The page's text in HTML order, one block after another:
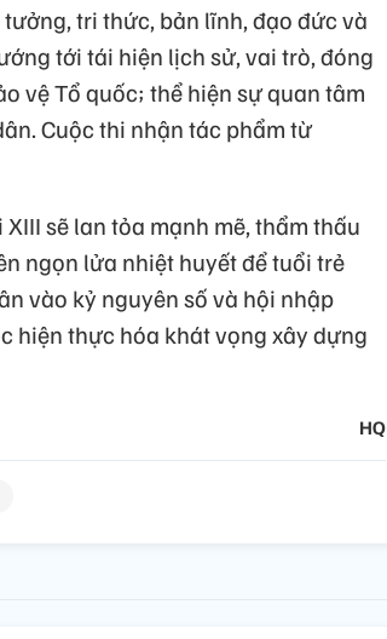
tri thức, bản lĩnh, đạo đức và
tới tái hiện lịch sử, vai trò, đóng
vệ Tổ quốc; thể hiện sự quan tâm
Cuộc thi nhận tác phẩm từ
sẽ lan tỏa mạnh mẽ, thẩm thấu
ngọn lửa nhiệt huyết để tuổi trẻ
vào kỷ nguyên số và hội nhập
hiện thực hóa khát vọng xây dựng
HQ